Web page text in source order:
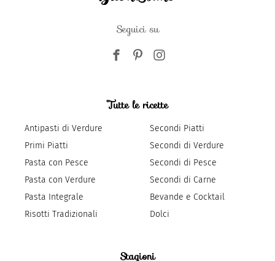
Seguici su
Tutte le ricette
Antipasti di Verdure
Primi Piatti
Pasta con Pesce
Pasta con Verdure
Pasta Integrale
Risotti Tradizionali
Secondi Piatti
Secondi di Verdure
Secondi di Pesce
Secondi di Carne
Bevande e Cocktail
Dolci
Stagioni